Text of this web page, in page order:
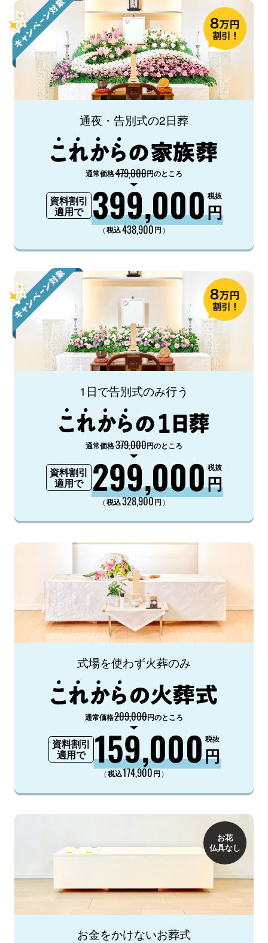
通夜・告別式の2日葬
通常価格479,000円のところ
資料割引
適用で
399,000円
税抜
（税込438,900円 ）
1日で告別式のみ行う
通常価格379,000円のところ
資料割引
適用で
299,000円
税抜
（税込328,900円 ）
式場を使わず火葬のみ
通常価格209,000円のところ
資料割引
適用で
159,000円
税抜
（税込174,900円 ）
お花
仏具なし
お金をかけないお葬式